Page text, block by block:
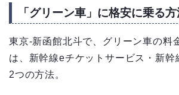
「グリーン車」に格安に乗る方
東京-新函館北斗で、グリーン車の料
は、新幹線eチケットサービス・新幹
2つの方法。